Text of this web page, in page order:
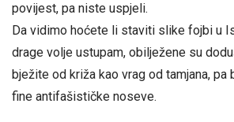
povijest, pa niste uspjeli.
Da vidimo hoćete li staviti slike fojbi u
drage volje ustupam, obilježene su
bježite od križa kao vrag od tamjana, pa
fine antifašističke noseve.